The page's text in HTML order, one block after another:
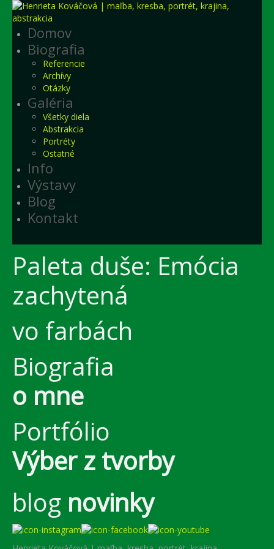
Domov
Biografia
Referencie
Archívy
Otázky
Galéria
Všetky diela
Abstrakcia
Portréty
Ostatné
Info
Výstavy
Blog
Kontakt
Paleta duše: Emócia
zachytená
vo farbách
Biografia
o mne
Portfólio
Výber z tvorby
blog novinky